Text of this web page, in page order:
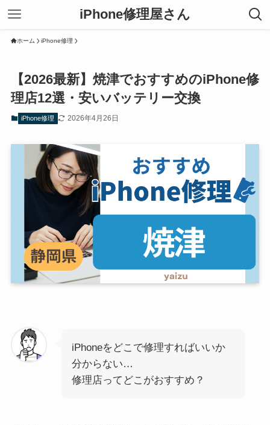
iPhone修理屋さん
ホーム iPhone修理
【2026最新】焼津でおすすめのiPhone修
理店12選・安いバッテリー交換
iPhone修理 2026年4月26日
iPhoneをどこで修理すればいいか
分からない…
修理店ってどこがおすすめ？